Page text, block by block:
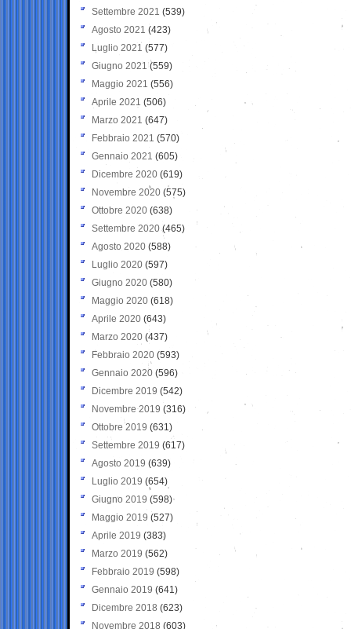
Settembre 2021 (539)
Agosto 2021 (423)
Luglio 2021 (577)
Giugno 2021(559)
Maggio 2021 (556)
Aprile 2021 (506)
Marzo 2021 (647)
Febbraio 2021 (570)
Gennaio 2021 (605)
Dicembre 2020 (619)
Novembre 2020 (575)
Ottobre 2020 (638)
Settembre 2020(465)
Agosto 2020 (588)
Luglio 2020 (597)
Giugno 2020 (580)
Maggio 2020 (618)
Aprile 2020 (643)
Marzo 2020 (437)
Febbraio 2020 (593)
Gennaio 2020 (596)
Dicembre 2019 (542)
Novembre 2019 (316)
Ottobre 2019 (631)
Settembre 2019 (617)
Agosto 2019 (639)
Luglio 2019 (654)
Giugno 2019 (598)
Maggio 2019 (527)
Aprile 2019 (383)
Marzo 2019 (562)
Febbraio 2019 (598)
Gennaio 2019 (641)
Dicembre 2018 (623)
Novembre 2018 (603)